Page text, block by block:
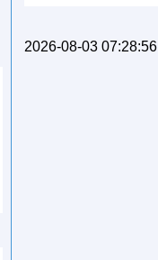
2026-08-03 07:28:56